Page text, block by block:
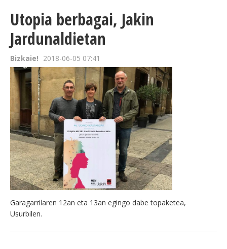
Utopia berbagai, Jakin
Jardunaldietan
Bizkaie! 2018-06-05 07:41
Garagarrilaren 12an eta 13an egingo dabe topaketea,
Usurbilen.